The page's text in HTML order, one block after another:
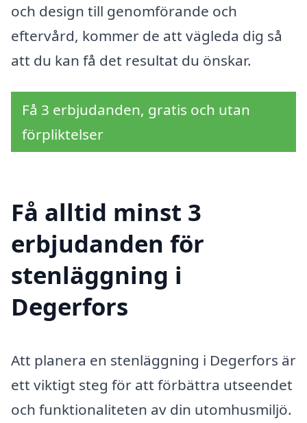
och design till genomförande och
eftervård, kommer de att vägleda dig så
att du kan få det resultat du önskar.
Få 3 erbjudanden, gratis och utan
förpliktelser
Få alltid minst 3
erbjudanden för
stenläggning i
Degerfors
Att planera en stenläggning i Degerfors är
ett viktigt steg för att förbättra utseendet
och funktionaliteten av din utomhusmiljö.